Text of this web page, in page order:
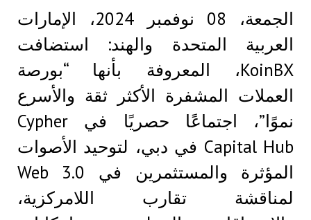
الجمعة، 08 نوفمبر 2024، الإمارات
العربية المتحدة والهند: استضافت
KoinBX، المعروفة بأنها “بورصة
العملات المشفرة الأكثر ثقة والأسرع
نموًا”، اجتماعًا حصريًا في Cypher
Capital Hub في دبي، لتوحيد الأصوات
المؤثرة والمستثمرين في Web 3.0
لمناقشة تقارب اللامركزية،